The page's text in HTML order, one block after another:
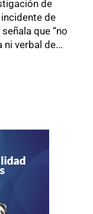
de
de
que “no
verbal de...